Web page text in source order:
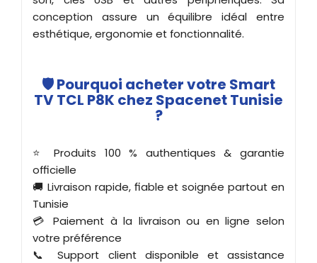
conception assure un équilibre idéal entre
esthétique, ergonomie et fonctionnalité.
🛡️ Pourquoi acheter votre Smart
TV TCL P8K chez Spacenet Tunisie
?
⭐ Produits 100 % authentiques & garantie
officielle
🚚 Livraison rapide, fiable et soignée partout en
Tunisie
💳 Paiement à la livraison ou en ligne selon
votre préférence
📞 Support client disponible et assistance